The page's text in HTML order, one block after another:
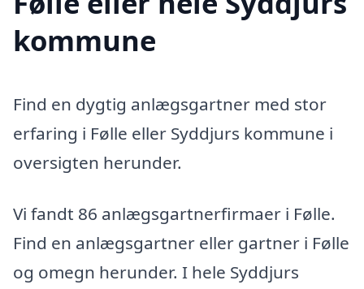
kommune
Find en dygtig anlægsgartner med stor
erfaring i Følle eller Syddjurs kommune i
oversigten herunder.
Vi fandt 86 anlægsgartnerfirmaer i Følle.
Find en anlægsgartner eller gartner i Følle
og omegn herunder. I hele Syddjurs